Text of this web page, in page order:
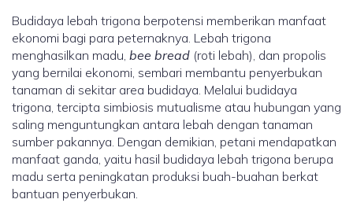
Budidaya lebah trigona berpotensi memberikan manfaat
ekonomi bagi para peternaknya. Lebah trigona
menghasilkan madu, bee bread (roti lebah), dan propolis
yang bernilai ekonomi, sembari membantu penyerbukan
tanaman di sekitar area budidaya. Melalui budidaya
trigona, tercipta simbiosis mutualisme atau hubungan yang
saling menguntungkan antara lebah dengan tanaman
sumber pakannya. Dengan demikian, petani mendapatkan
manfaat ganda, yaitu hasil budidaya lebah trigona berupa
madu serta peningkatan produksi buah-buahan berkat
bantuan penyerbukan.